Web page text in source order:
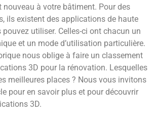
nouveau à votre bâtiment. Pour des
ils existent des applications de haute
utiliser. Celles-ci ont chacun un
et un mode d’utilisation particulière.
nous oblige à faire un classement
3D pour la rénovation. Lesquelles
meilleures places ? Nous vous invitons
pour en savoir plus et pour découvrir
3D.